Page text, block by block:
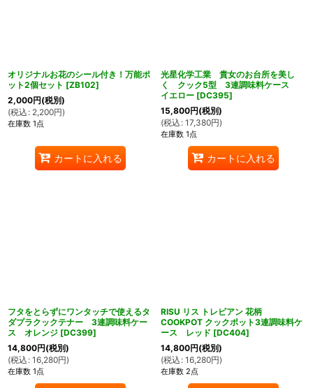
オリジナルお花のシール付き！万能ポ
ット2個セット [ZB102]
2,000円(税別)
(税込 : 2,200円)
在庫数 1点
カートに入れる
光星化学工業 貴女のお台所を美し
く クック5型 3連調味料ケース
イエロー [DC395]
15,800円(税別)
(税込 : 17,380円)
在庫数 1点
カートに入れる
フタをとらずにワンタッチで使えるタ
ダプラクックテナー 3連調味料ケー
ス オレンジ [DC399]
14,800円(税別)
(税込 : 16,280円)
在庫数 1点
RISU リス トレビアン 花柄
COOKPOT クックポット3連調味料ケ
ース レッド [DC404]
14,800円(税別)
(税込 : 16,280円)
在庫数 2点